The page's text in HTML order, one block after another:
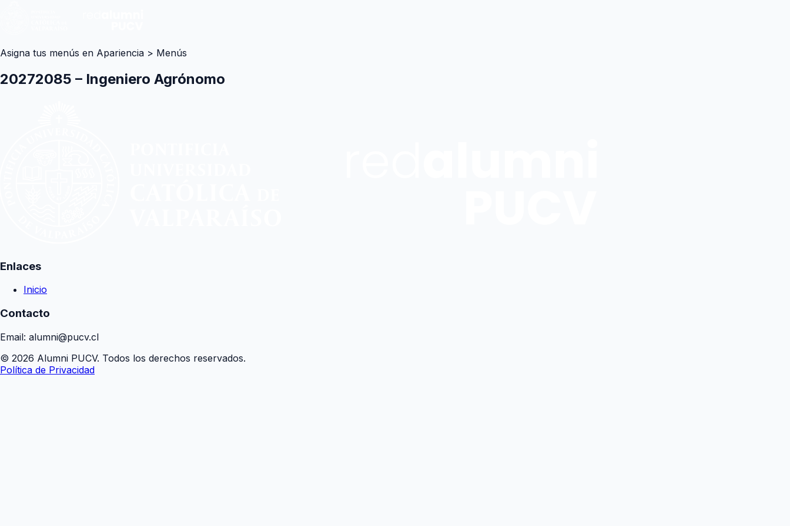
Asigna tus menús en Apariencia > Menús
20272085 – Ingeniero Agrónomo
Enlaces
Inicio
Contacto
Email: alumni@pucv.cl
© 2026 Alumni PUCV. Todos los derechos reservados.
Política de Privacidad